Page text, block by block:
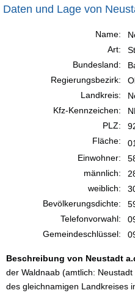
Daten und Lage von
Name:
Art:
St
Bundesland:
Regierungsbezirk:
Landkreis:
Kfz-Kennzeichen:
PLZ:
Fläche:
Einwohner:
männlich:
weiblich:
Bevölkerungsdichte:
Telefonvorwahl:
Gemeindeschlüssel:
Beschreibung von Neustadt
der Waldnaab (amtlich:
des gleichnamigen Landkreises